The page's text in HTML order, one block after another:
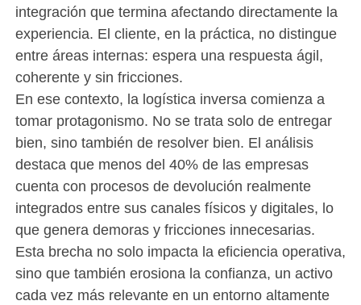
integración que termina afectando directamente la
experiencia. El cliente, en la práctica, no distingue
entre áreas internas: espera una respuesta ágil,
coherente y sin fricciones.
En ese contexto, la logística inversa comienza a
tomar protagonismo. No se trata solo de entregar
bien, sino también de resolver bien. El análisis
destaca que menos del 40% de las empresas
cuenta con procesos de devolución realmente
integrados entre sus canales físicos y digitales, lo
que genera demoras y fricciones innecesarias.
Esta brecha no solo impacta la eficiencia operativa,
sino que también erosiona la confianza, un activo
cada vez más relevante en un entorno altamente